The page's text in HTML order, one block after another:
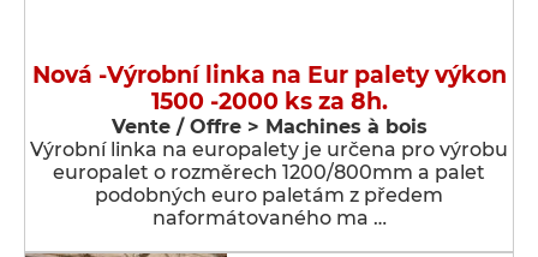
Nová -Výrobní linka na Eur palety výkon
1500 -2000 ks za 8h.
Vente / Offre > Machines à bois
Výrobní linka na europalety je určena pro výrobu
europalet o rozměrech 1200/800mm a palet
podobných euro paletám z předem
naformátovaného ma …